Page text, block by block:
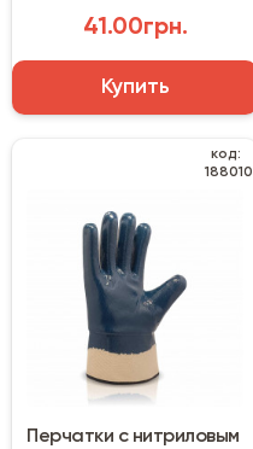
41.00грн.
Купить
код:
188010
Перчатки с нитриловым